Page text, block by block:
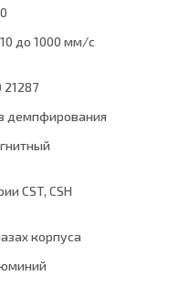
до 1000 мм/с
21287
демпфирования
CST, CSH
корпуса